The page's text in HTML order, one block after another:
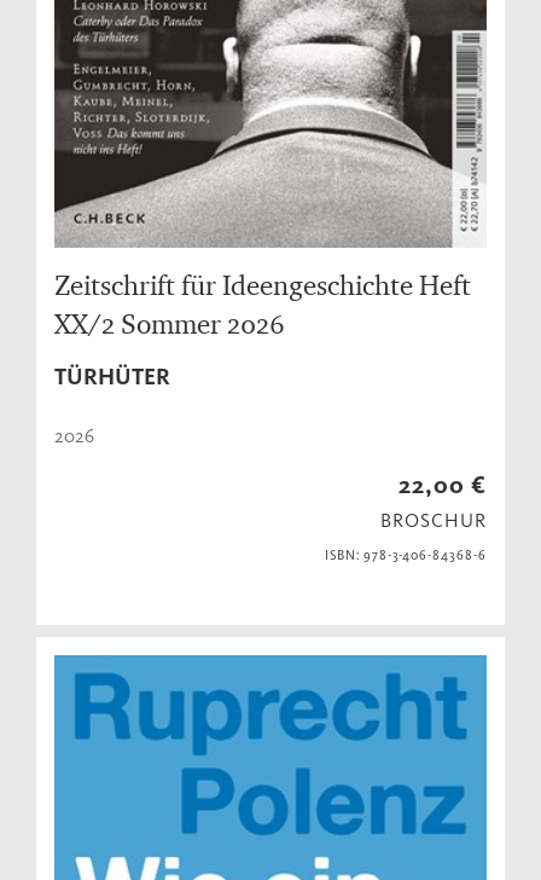
Zeitschrift für Ideengeschichte Heft
XX/2 Sommer 2026
TÜRHÜTER
2026
22,00 €
BROSCHUR
ISBN: 978-3-406-84368-6